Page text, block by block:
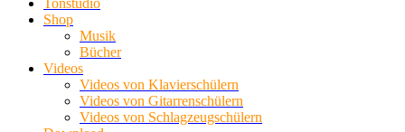
Tonstudio
Shop
Musik
Bücher
Videos
Videos von Klavierschülern
Videos von Gitarrenschülern
Videos von Schlagzeugschülern